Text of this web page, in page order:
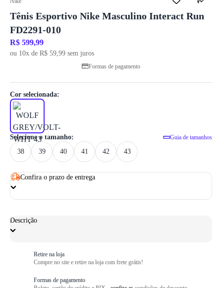
1/ 6
Tênis Esportivo Nike Masculino Interact Run
FD2291-010
R$ 599,99
ou 10x de R$ 59,99 sem juros
Formas de pagamento
Selecione o tamanho: Guia de tamanhos
38 39 40 41 42 43
Cor selecionada:
Confira o prazo de entrega
Descrição
Retire na loja
Compre no site e retire na loja com frete grátis!
Formas de pagamento